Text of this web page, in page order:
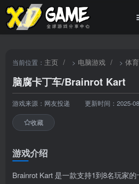
当前位置： 主页 / > 电脑游戏 / >体
脑腐卡丁车/Brainrot Kart
游戏来源：网友投递 更新时间：2025-
收藏
游戏介绍
Brainrot Kart 是一款支持1到8名玩家